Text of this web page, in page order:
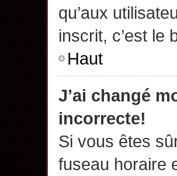
qu’aux
inscrit, c’est le
Haut
J’ai changé
incorrecte!
Si vous êtes
fuseau horaire